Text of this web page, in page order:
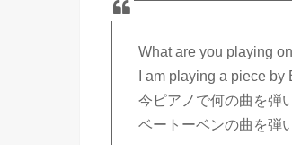
What are you playing
I am playing a piece
今ピアノで何の曲を弾
ベートーベンの曲を弾